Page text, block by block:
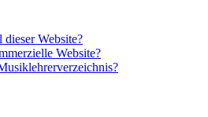
dieser Website?
Website?